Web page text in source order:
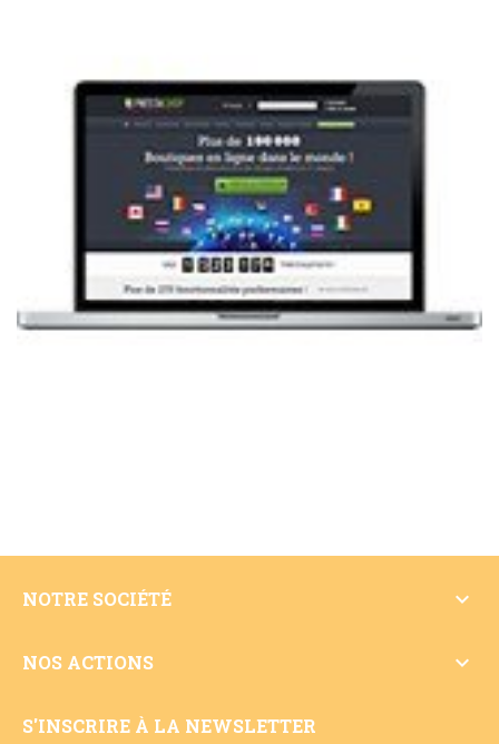
NOTRE SOCIÉTÉ 
NOS ACTIONS 
S'INSCRIRE À LA NEWSLETTER